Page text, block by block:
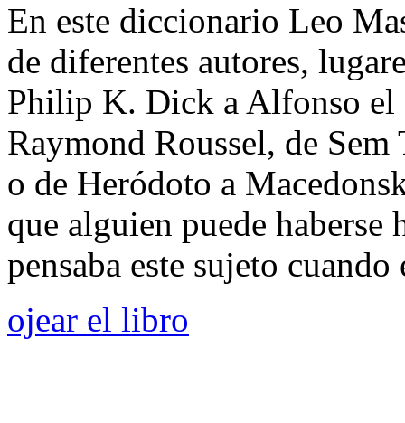
En este diccionario Leo
de diferentes autores,
Philip K. Dick a Alfonso el
Raymond Roussel, de
o de Heródoto a
que alguien puede haberse
pensaba este sujeto
ojear el libro